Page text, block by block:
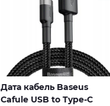
Дата кабель Baseus
Cafule USB to Type-C